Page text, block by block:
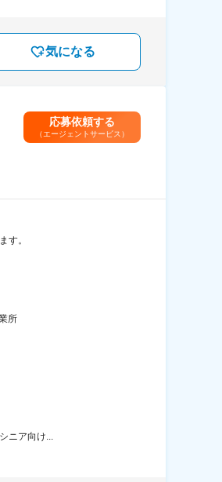
気になる
応募依頼する
（エージェントサービス）
す。
所
ニア向け...